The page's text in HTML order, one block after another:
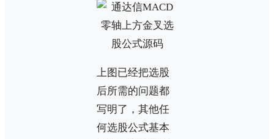
上图已经把选股
后所需的问题都
写明了，其他任
何选股公式基本